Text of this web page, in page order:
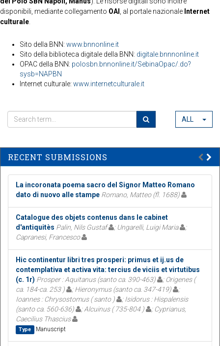
disponibili, mediante collegamento OAI , al portale nazionale Internet
culturale
Sito della BNN: www.bnnonline.it
Sito della biblioteca digitale della BNN: digitale.bnnnonline.it
OPAC della BNN: polosbn.bnnonline.it/SebinaOpac/.do?
sysb=NAPBN
Internet culturale: www.internetculturale.it
ALL
RECENT SUBMISSIONS
La incoronata poema sacro del Signor Matteo Romano
dato di nuovo alle stampe Romano, Matteo (fl. 1688)
Catalogue des objets contenus dans le cabinet
d'antiquitès Palin, Nils Gustaf ; Ungarelli, Luigi Maria
;
Capranesi, Francesco
Hic continentur libri tres prosperi: primus et ij.us de
contemplativa et activa vita: tercius de viciis et virtutibus
(c. 1r) Prosper : Aquitanus (santo ca. 390-463)
; Origenes (
ca. 184-ca. 253 )
; Hieronymus (santo ca. 347-419)
;
Ioannes : Chrysostomus ( santo )
; Isidorus : Hispalensis
(santo ca. 560-636)
; Alcuinus ( 735-804 )
; Cyprianus,
Caecilius Thascius
Type Manuscript